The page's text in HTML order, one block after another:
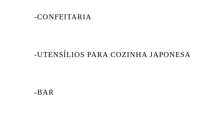
-CONFEITARIA
-UTENSÍLIOS PARA COZINHA JAPONESA
-BAR